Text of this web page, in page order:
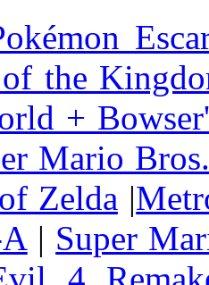
the
+
Mario
Zelda |
| Super